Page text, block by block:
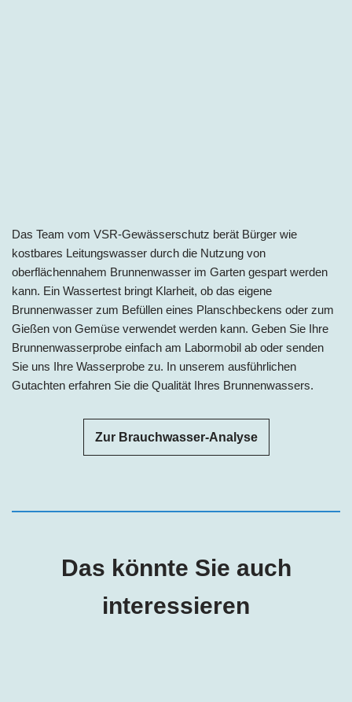
Das Team vom VSR-Gewässerschutz berät Bürger wie
kostbares Leitungswasser durch die Nutzung von
oberflächennahem Brunnenwasser im Garten gespart werden
kann. Ein Wassertest bringt Klarheit, ob das eigene
Brunnenwasser zum Befüllen eines Planschbeckens oder zum
Gießen von Gemüse verwendet werden kann. Geben Sie Ihre
Brunnenwasserprobe einfach am Labormobil ab oder senden
Sie uns Ihre Wasserprobe zu. In unserem ausführlichen
Gutachten erfahren Sie die Qualität Ihres Brunnenwassers.
Zur Brauchwasser-Analyse
Das könnte Sie auch
interessieren